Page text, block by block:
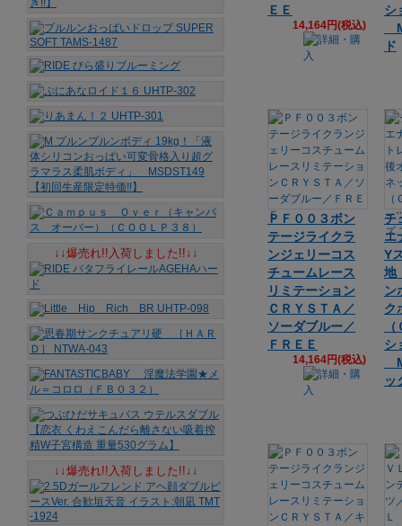
ＥＥ
14,164円(税込)
シ
ド
ＰＦ００３ボン
テージライクラ
ンジェリーコス
チュームレース
リミテーション
ＣＲＹＳＴＡ／
ソーダブルー／
ＦＲＥＥ
14,164円(税込)
チ
エ
Y
地
ン
ク
シ
ッ
↓↓爆売れ!!入荷しました!!↓↓
↓↓爆売れ!!入荷しました!!↓↓